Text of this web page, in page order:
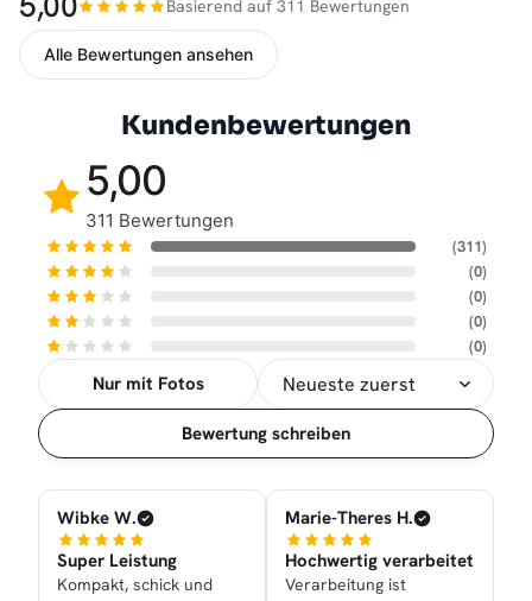
Basierend auf 311 Bewertungen
Alle Bewertungen ansehen
Kundenbewertungen
5,00
311 Bewertungen
(311)
(0)
(0)
(0)
(0)
Nur mit Fotos
Sortierung
Bewertung schreiben
Wibke W.
Super Leistung
Kompakt, schick und
Marie-Theres H.
Hochwertig verarbeitet
Verarbeitung ist